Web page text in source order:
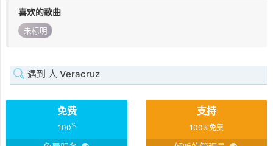
喜欢的歌曲
未标明
遇到 人 Veracruz
免费
100%
支持
100%免费